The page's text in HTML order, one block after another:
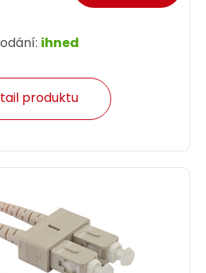
ihned
produktu